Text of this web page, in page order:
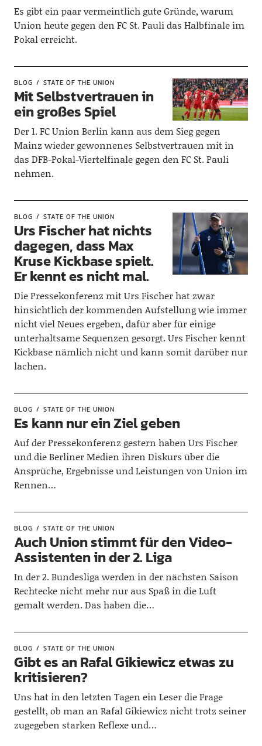
Es gibt ein paar vermeintlich gute Gründe, warum
Union heute gegen den FC St. Pauli das Halbfinale im
Pokal erreicht.
BLOG STATE OF THE UNION
Mit Selbstvertrauen in
ein großes Spiel
Der 1. FC Union Berlin kann aus dem Sieg gegen
Mainz wieder gewonnenes Selbstvertrauen mit in
das DFB-Pokal-Viertelfinale gegen den FC St. Pauli
nehmen.
BLOG STATE OF THE UNION
Urs Fischer hat nichts
dagegen, dass Max
Kruse Kickbase spielt.
Er kennt es nicht mal.
Die Pressekonferenz mit Urs Fischer hat zwar
hinsichtlich der kommenden Aufstellung wie immer
nicht viel Neues ergeben, dafür aber für einige
unterhaltsame Sequenzen gesorgt. Urs Fischer kennt
Kickbase nämlich nicht und kann somit darüber nur
lachen.
BLOG STATE OF THE UNION
Es kann nur ein Ziel geben
Auf der Pressekonferenz gestern haben Urs Fischer
und die Berliner Medien ihren Diskurs über die
Ansprüche, Ergebnisse und Leistungen von Union im
Rennen…
BLOG STATE OF THE UNION
Auch Union stimmt für den Video-
Assistenten in der 2. Liga
In der 2. Bundesliga werden in der nächsten Saison
Rechtecke nicht mehr nur aus Spaß in die Luft
gemalt werden. Das haben die…
BLOG STATE OF THE UNION
Gibt es an Rafal Gikiewicz etwas zu
kritisieren?
Uns hat in den letzten Tagen ein Leser die Frage
gestellt, ob man an Rafal Gikiewicz nicht trotz seiner
zugegeben starken Reflexe und…